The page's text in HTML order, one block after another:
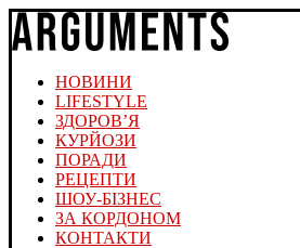
НОВИНИ
LIFESTYLE
ЗДОРОВ’Я
КУРЙОЗИ
ПОРАДИ
РЕЦЕПТИ
ШОУ-БІЗНЕС
ЗА КОРДОНОМ
КОНТАКТИ